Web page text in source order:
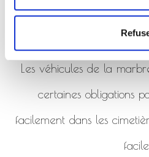
Que ça soit pour l’activité
Les véhicules de la
certaines obligations
facilement dans les